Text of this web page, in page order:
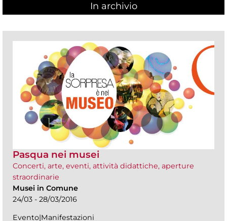
In archivio
Pasqua nei musei
Concerti, arte, eventi, attività didattiche, aperture
straordinarie
Musei in Comune
24/03 - 28/03/2016
Evento|Manifestazioni